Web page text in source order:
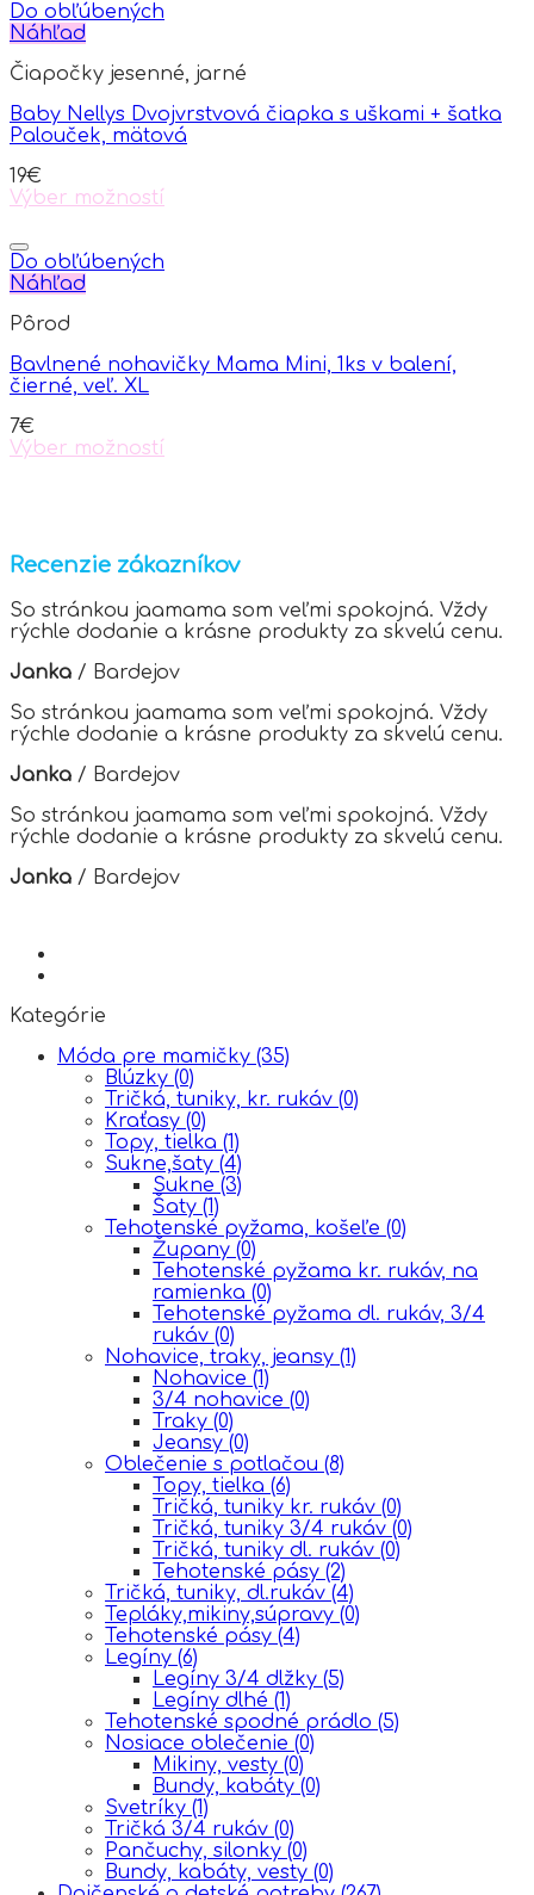
Do obľúbených
Náhľad
Čiapočky jesenné, jarné
Baby Nellys Dvojvrstvová čiapka s uškami + šatka
Palouček, mätová
19€
Výber možností
product
has
multiple
The
may
be
on
the
Do obľúbených
Náhľad
Pôrod
Bavlnené nohavičky Mama Mini, 1ks v balení,
čierné, veľ. XL
7€
Výber možností
variants.
The
options
may
be
chosen
on
the
product
page
Recenzie zákazníkov
So stránkou jaamama som veľmi spokojná. Vždy
rýchle dodanie a krásne produkty za skvelú cenu.
Janka / Bardejov
So stránkou jaamama som veľmi spokojná. Vždy
rýchle dodanie a krásne produkty za skvelú cenu.
Janka / Bardejov
So stránkou jaamama som veľmi spokojná. Vždy
rýchle dodanie a krásne produkty za skvelú cenu.
Janka / Bardejov
Kategórie
Móda pre mamičky (35)
Blúzky (0)
Tričká, tuniky, kr. rukáv (0)
Kraťasy (0)
Topy, tielka (1)
Sukne,šaty (4)
Sukne (3)
Šaty (1)
Tehotenské pyžama, košeľe (0)
Župany (0)
Tehotenské pyžama kr. rukáv, na
ramienka (0)
Tehotenské pyžama dl. rukáv, 3/4
rukáv (0)
Nohavice, traky, jeansy (1)
Nohavice (1)
3/4 nohavice (0)
Traky (0)
Jeansy (0)
Oblečenie s potlačou (8)
Topy, tielka (6)
Tričká, tuniky kr. rukáv (0)
Tričká, tuniky 3/4 rukáv (0)
Tričká, tuniky dl. rukáv (0)
Tehotenské pásy (2)
Tričká, tuniky, dl.rukáv (4)
Tepláky,mikiny,súpravy (0)
Tehotenské pásy (4)
Legíny (6)
Legíny 3/4 dlžky (5)
Legíny dlhé (1)
Tehotenské spodné prádlo (5)
Nosiace oblečenie (0)
Mikiny, vesty (0)
Bundy, kabáty (0)
Svetríky (1)
Tričká 3/4 rukáv (0)
Pančuchy, silonky (0)
Bundy, kabáty, vesty (0)